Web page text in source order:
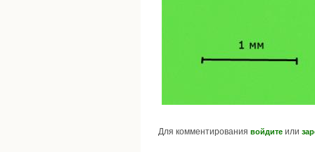
Для комментирования войдите или